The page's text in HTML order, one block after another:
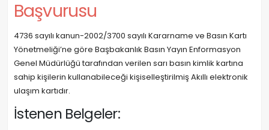
Başvurusu
4736 sayılı kanun-2002/3700 sayılı Kararname ve Basın Kartı
Yönetmeliği’ne göre Başbakanlık Basın Yayın Enformasyon
Genel Müdürlüğü tarafından verilen sarı basın kimlik kartına
sahip kişilerin kullanabileceği kişiselleştirilmiş Akıllı elektronik
ulaşım kartıdır.
İstenen Belgeler: